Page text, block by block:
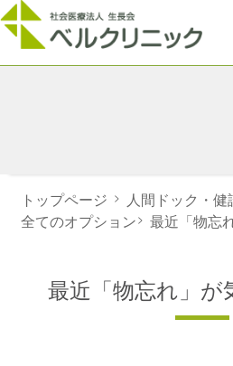
トップページ > 人間ドック・健
全てのオプション> 最近「物忘
最近「物忘れ」が